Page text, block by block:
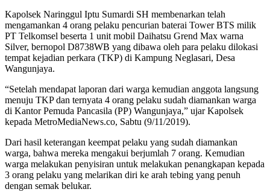
Kapolsek Naringgul Iptu Sumardi SH membenarkan telah
mengamankan 4 orang pelaku pencurian baterai Tower BTS milik
PT Telkomsel beserta 1 unit mobil Daihatsu Grend Max warna
Silver, bernopol D8738WB yang dibawa oleh para pelaku dilokasi
tempat kejadian perkara (TKP) di Kampung Neglasari, Desa
Wangunjaya.
“Setelah mendapat laporan dari warga kemudian anggota langsung
menuju TKP dan ternyata 4 orang pelaku sudah diamankan warga
di Kantor Pemuda Pancasila (PP) Wangunjaya,” ujar Kapolsek
kepada MetroMediaNews.co, Sabtu (9/11/2019).
Dari hasil keterangan keempat pelaku yang sudah diamankan
warga, bahwa mereka mengakui berjumlah 7 orang. Kemudian
warga melakukan penyisiran untuk melakukan penangkapan kepada
3 orang pelaku yang melarikan diri ke arah tebing yang penuh
dengan semak belukar.